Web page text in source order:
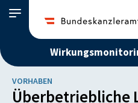
VORHABEN
Überbetriebliche